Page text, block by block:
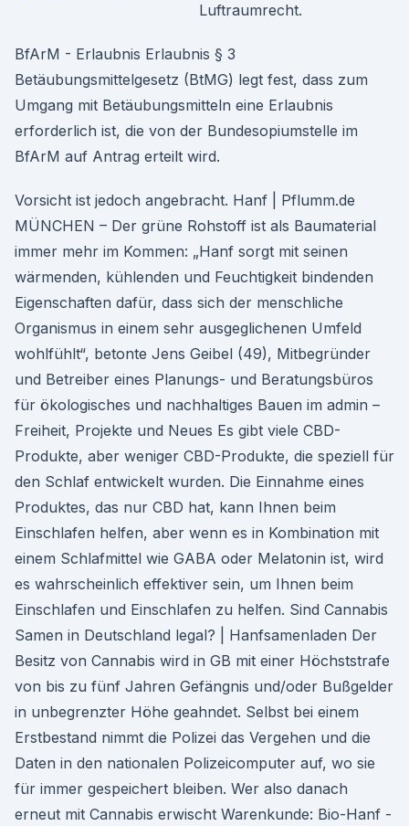
Luftraumrecht.
BfArM - Erlaubnis Erlaubnis § 3
Betäubungsmittelgesetz (BtMG) legt fest, dass zum
Umgang mit Betäubungsmitteln eine Erlaubnis
erforderlich ist, die von der Bundesopiumstelle im
BfArM auf Antrag erteilt wird.
Vorsicht ist jedoch angebracht. Hanf | Pflumm.de
MÜNCHEN – Der grüne Rohstoff ist als Baumaterial
immer mehr im Kommen: „Hanf sorgt mit seinen
wärmenden, kühlenden und Feuchtigkeit bindenden
Eigenschaften dafür, dass sich der menschliche
Organismus in einem sehr ausgeglichenen Umfeld
wohlfühlt“, betonte Jens Geibel (49), Mitbegründer
und Betreiber eines Planungs- und Beratungsbüros
für ökologisches und nachhaltiges Bauen im admin –
Freiheit, Projekte und Neues Es gibt viele CBD-
Produkte, aber weniger CBD-Produkte, die speziell für
den Schlaf entwickelt wurden. Die Einnahme eines
Produktes, das nur CBD hat, kann Ihnen beim
Einschlafen helfen, aber wenn es in Kombination mit
einem Schlafmittel wie GABA oder Melatonin ist, wird
es wahrscheinlich effektiver sein, um Ihnen beim
Einschlafen und Einschlafen zu helfen. Sind Cannabis
Samen in Deutschland legal? | Hanfsamenladen Der
Besitz von Cannabis wird in GB mit einer Höchststrafe
von bis zu fünf Jahren Gefängnis und/oder Bußgelder
in unbegrenzter Höhe geahndet. Selbst bei einem
Erstbestand nimmt die Polizei das Vergehen und die
Daten in den nationalen Polizeicomputer auf, wo sie
für immer gespeichert bleiben. Wer also danach
erneut mit Cannabis erwischt Warenkunde: Bio-Hanf -